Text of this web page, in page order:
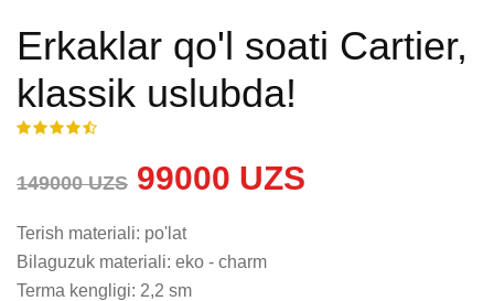
Erkaklar qo'l soati Cartier,
klassik uslubda!
149000 UZS 99000 UZS
Terish materiali: po'lat
Bilaguzuk materiali: eko - charm
Terma kengligi: 2,2 sm